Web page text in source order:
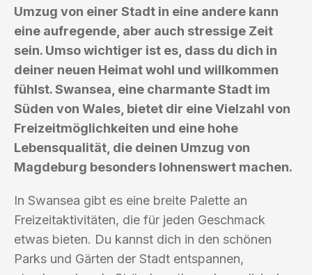
Umzug von einer Stadt in eine andere kann
eine aufregende, aber auch stressige Zeit
sein. Umso wichtiger ist es, dass du dich in
deiner neuen Heimat wohl und willkommen
fühlst. Swansea, eine charmante Stadt im
Süden von Wales, bietet dir eine Vielzahl von
Freizeitmöglichkeiten und eine hohe
Lebensqualität, die deinen Umzug von
Magdeburg besonders lohnenswert machen.
In Swansea gibt es eine breite Palette an
Freizeitaktivitäten, die für jeden Geschmack
etwas bieten. Du kannst dich in den schönen
Parks und Gärten der Stadt entspannen,